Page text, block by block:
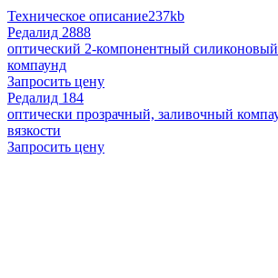
Техническое описание237kb
Редалид 2888
оптический 2-компонентный
компаунд
Запросить цену
Редалид 184
оптически прозрачный, заливочный
вязкости
Запросить цену